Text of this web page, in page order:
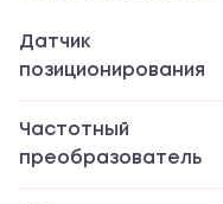
Датчик
позиционирования
Частотный
преобразователь